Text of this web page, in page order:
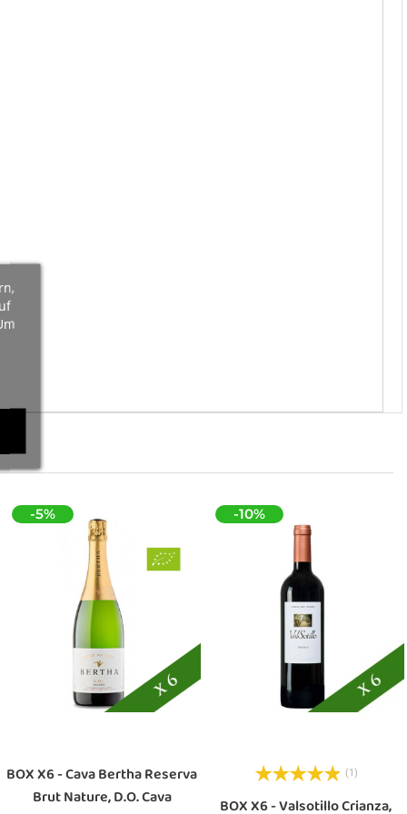
-5%
BOX X6 - Cava Bertha Reserva
Brut Nature, D.O. Cava
-10%
(1)
BOX X6 - Valsotillo Crianza,